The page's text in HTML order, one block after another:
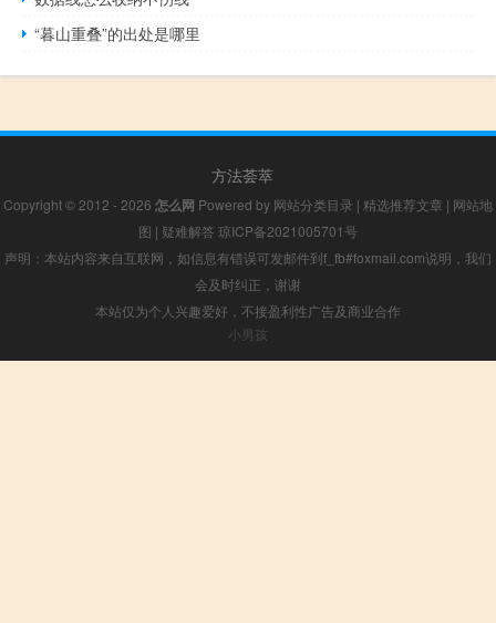
“暮山重叠”的出处是哪里
方法荟萃
Copyright © 2012 - 2026 怎么网 Powered by 网站分类目录 | 精选推荐文章 | 网站地
图 | 疑难解答 琼ICP备2021005701号
声明：本站内容来自互联网，如信息有错误可发邮件到f_fb#foxmail.com说明，我们
会及时纠正，谢谢
本站仅为个人兴趣爱好，不接盈利性广告及商业合作
小男孩